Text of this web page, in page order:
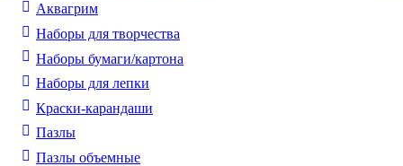
Аквагрим
Наборы для творчества
Наборы бумаги/картона
Наборы для лепки
Краски-карандаши
Пазлы
Пазлы объемные